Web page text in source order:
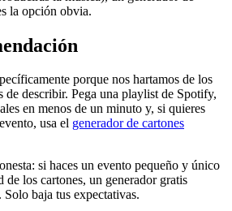
la opción obvia.
porque nos hartamos de los
de describir. Pega una playlist de Spotify,
en menos de un minuto y, si quieres
usa el generador de cartones
si haces un evento pequeño y único
los cartones, un generador gratis
baja tus expectativas.